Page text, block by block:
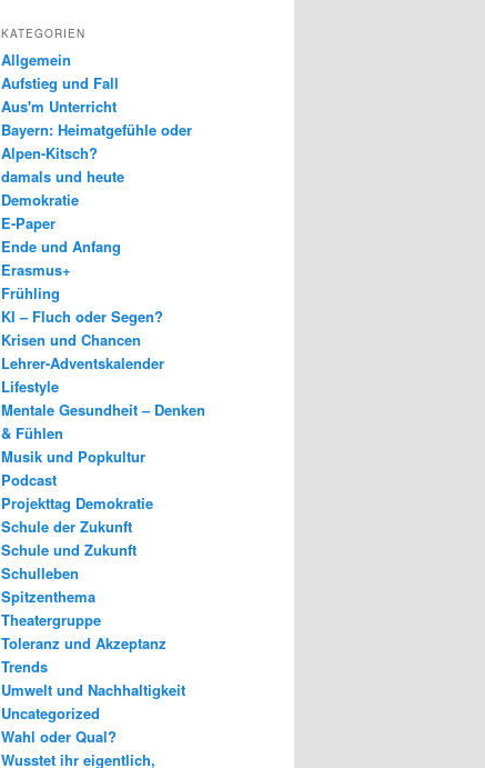
KATEGORIEN
Allgemein
Aufstieg und Fall
Aus'm Unterricht
Bayern: Heimatgefühle oder
Alpen-Kitsch?
damals und heute
Demokratie
E-Paper
Ende und Anfang
Erasmus+
Frühling
KI – Fluch oder Segen?
Krisen und Chancen
Lehrer-Adventskalender
Lifestyle
Mentale Gesundheit – Denken
& Fühlen
Musik und Popkultur
Podcast
Projekttag Demokratie
Schule der Zukunft
Schule und Zukunft
Schulleben
Spitzenthema
Theatergruppe
Toleranz und Akzeptanz
Trends
Umwelt und Nachhaltigkeit
Uncategorized
Wahl oder Qual?
Wusstet ihr eigentlich,